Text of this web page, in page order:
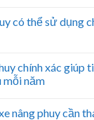
có thể sử dụng
chính xác giúp
mỗi năm
nâng phuy cần